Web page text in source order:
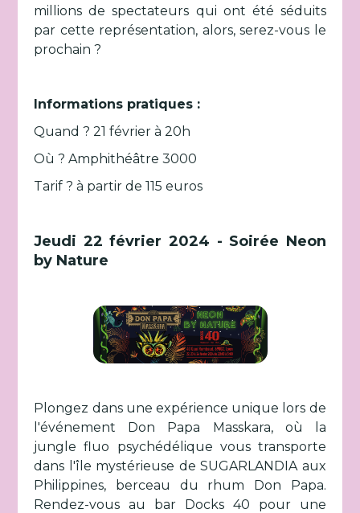
millions de spectateurs qui ont été séduits
par cette représentation, alors, serez-vous le
prochain ?
Informations pratiques :
Quand ? 21 février à 20h
Où ? Amphithéâtre 3000
Tarif ? à partir de 115 euros
Jeudi 22 février 2024 - Soirée Neon
by Nature
Plongez dans une expérience unique lors de
l'événement Don Papa Masskara, où la
jungle fluo psychédélique vous transporte
dans l'île mystérieuse de SUGARLANDIA aux
Philippines, berceau du rhum Don Papa.
Rendez-vous au bar Docks 40 pour une